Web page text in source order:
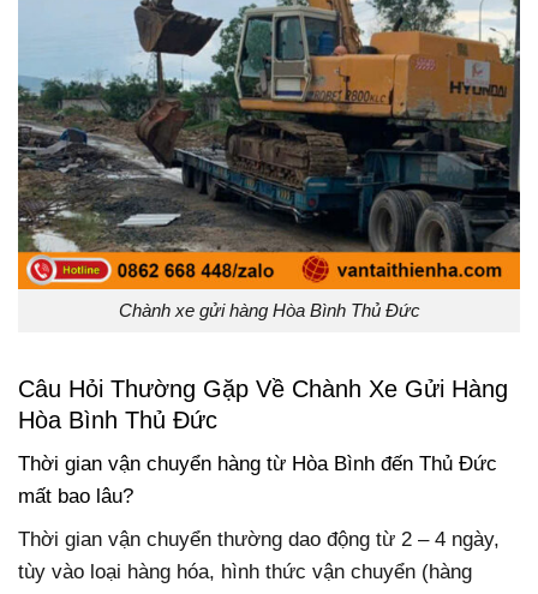
Chành xe gửi hàng Hòa Bình Thủ Đức
Câu Hỏi Thường Gặp Về Chành Xe Gửi Hàng
Hòa Bình Thủ Đức
Thời gian vận chuyển hàng từ Hòa Bình đến Thủ Đức
mất bao lâu?
Thời gian vận chuyển thường dao động từ 2 – 4 ngày,
tùy vào loại hàng hóa, hình thức vận chuyển (hàng